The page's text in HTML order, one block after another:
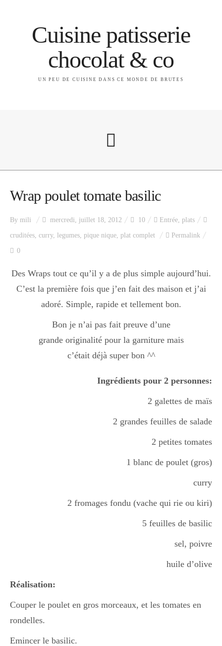
Cuisine patisserie
chocolat & co
UN PEU DE CUISINE DANS CE MONDE DE BRUTES
A propos
Index des recettes
Apéro
Entrée
plats
Dessert
Boisson chaudes
Les classiques
Wrap poulet tomate basilic
By mili mercredi, juillet 18, 2012 10 Entrée, plats
cruditées, curry, legumes, pique nique, plat complet Permalink
0
Des Wraps tout ce qu’il y a de plus simple aujourd’hui.
C’est la première fois que j’en fait des maison et j’ai
adoré. Simple, rapide et tellement bon.
Bon je n’ai pas fait preuve d’une
grande originalité pour la garniture mais
c’était déjà super bon ^^
Ingrédients pour 2 personnes:
2 galettes de maïs
2 grandes feuilles de salade
2 petites tomates
1 blanc de poulet (gros)
curry
2 fromages fondu (vache qui rie ou kiri)
5 feuilles de basilic
sel, poivre
huile d’olive
Réalisation:
Couper le poulet en gros morceaux, et les tomates en
rondelles.
Emincer le basilic.